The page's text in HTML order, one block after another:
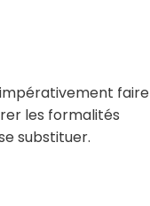
impérativement faire
les formalités
substituer.